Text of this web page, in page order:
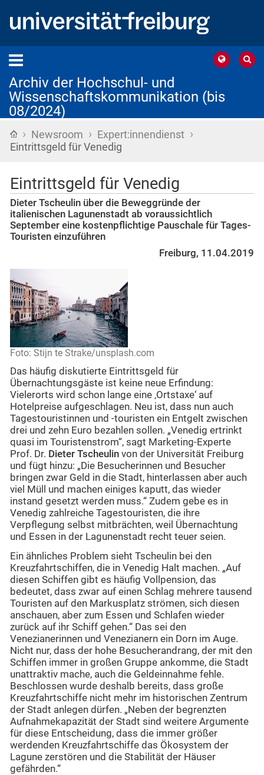
Archiv der Hochschul- und
Wissenschaftskommunikation (bis
08/2024)
Startseite
› Newsroom › Expert:innendienst ›
Eintrittsgeld für Venedig
Eintrittsgeld für Venedig
Dieter Tscheulin über die Beweggründe der
italienischen Lagunenstadt ab voraussichtlich
September eine kostenpflichtige Pauschale für Tages-
Touristen einzuführen
Freiburg, 11.04.2019
Foto: Stijn te Strake/unsplash.com
Das häufig diskutierte Eintrittsgeld für
Übernachtungsgäste ist keine neue Erfindung:
Vielerorts wird schon lange eine ‚Ortstaxe‘ auf
Hotelpreise aufgeschlagen. Neu ist, dass nun auch
Tagestouristinnen und -touristen ein Entgelt zwischen
drei und zehn Euro bezahlen sollen. „Venedig ertrinkt
quasi im Touristenstrom“, sagt Marketing-Experte
Prof. Dr. Dieter Tscheulin von der Universität Freiburg
und fügt hinzu: „Die Besucherinnen und Besucher
bringen zwar Geld in die Stadt, hinterlassen aber auch
viel Müll und machen einiges kaputt, das wieder
instand gesetzt werden muss.“ Zudem gebe es in
Venedig zahlreiche Tagestouristen, die ihre
Verpflegung selbst mitbrächten, weil Übernachtung
und Essen in der Lagunenstadt recht teuer seien.
Ein ähnliches Problem sieht Tscheulin bei den
Kreuzfahrtschiffen, die in Venedig Halt machen. „Auf
diesen Schiffen gibt es häufig Vollpension, das
bedeutet, dass zwar auf einen Schlag mehrere tausend
Touristen auf den Markusplatz strömen, sich diesen
anschauen, aber zum Essen und Schlafen wieder
zurück auf ihr Schiff gehen.“ Das sei den
Venezianerinnen und Venezianern ein Dorn im Auge.
Nicht nur, dass der hohe Besucherandrang, der mit den
Schiffen immer in großen Gruppe ankomme, die Stadt
unattraktiv mache, auch die Geldeinnahme fehle.
Beschlossen wurde deshalb bereits, dass große
Kreuzfahrtschiffe nicht mehr im historischen Zentrum
der Stadt anlegen dürfen. „Neben der begrenzten
Aufnahmekapazität der Stadt sind weitere Argumente
für diese Entscheidung, dass die immer größer
werdenden Kreuzfahrtschiffe das Ökosystem der
Lagune zerstören und die Stabilität der Häuser
gefährden.“